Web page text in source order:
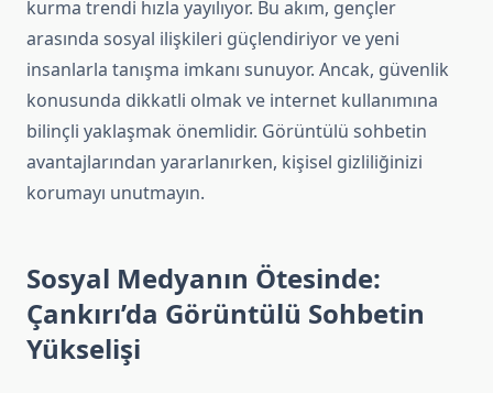
kurma trendi hızla yayılıyor. Bu akım, gençler
arasında sosyal ilişkileri güçlendiriyor ve yeni
insanlarla tanışma imkanı sunuyor. Ancak, güvenlik
konusunda dikkatli olmak ve internet kullanımına
bilinçli yaklaşmak önemlidir. Görüntülü sohbetin
avantajlarından yararlanırken, kişisel gizliliğinizi
korumayı unutmayın.
Sosyal Medyanın Ötesinde:
Çankırı’da Görüntülü Sohbetin
Yükselişi